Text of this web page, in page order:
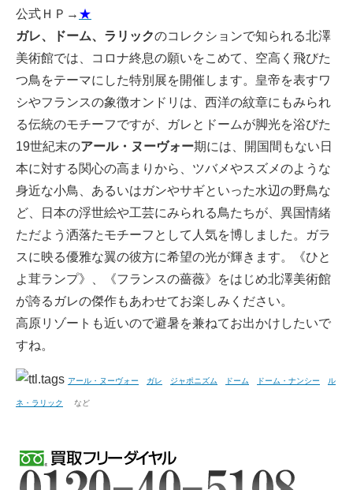
公式ＨＰ→ ★
ガレ、ドーム、ラリックのコレクションで知られる北澤
美術館では、コロナ終息の願いをこめて、空高く飛びた
つ鳥をテーマにした特別展を開催します。皇帝を表すワ
シやフランスの象徴オンドリは、西洋の紋章にもみられ
る伝統のモチーフですが、ガレとドームが脚光を浴びた
19世紀末のアール・ヌーヴォー期には、開国間もない日
本に対する関心の高まりから、ツバメやスズメのような
身近な小鳥、あるいはガンやサギといった水辺の野鳥な
ど、日本の浮世絵や工芸にみられる鳥たちが、異国情緒
ただよう洒落たモチーフとして人気を博しました。ガラ
スに映る優雅な翼の彼方に希望の光が輝きます。《ひと
よ茸ランプ》、《フランスの薔薇》をはじめ北澤美術館
が誇るガレの傑作もあわせてお楽しみください。
高原リゾートも近いので避暑を兼ねてお出かけしたいで
すね。
アール・ヌーヴォー ガレ ジャポニズム ドーム ドーム・ナンシー ル
ネ・ラリック など